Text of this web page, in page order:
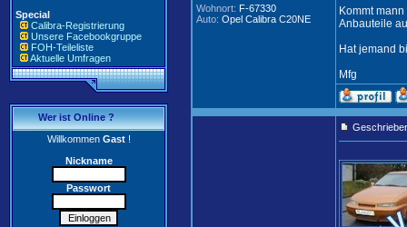
Special
Calibra-Registrierung
Unsere Facebookgruppe
FOH-Teileliste
Aktuelle Umfragen
Wer ist Online ?
WillkommenGast!
Nickname
Passwort
Wohnort: F-67330
Auto: Opel Calibra C20NE
Kommt
Anbauteile
Hat jemand
Mfg